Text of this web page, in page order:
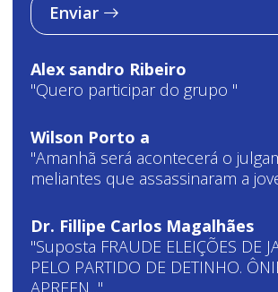
Enviar
Alex sandro Ribeiro
"Quero participar do grupo "
Wilson Porto a
"Amanhã será acontecerá o
meliantes que assassinaram a
Dr. Fillipe Carlos Magalhães
"Suposta FRAUDE ELEIÇÕES DE
PELO PARTIDO DE DETINHO.
APREEN..."